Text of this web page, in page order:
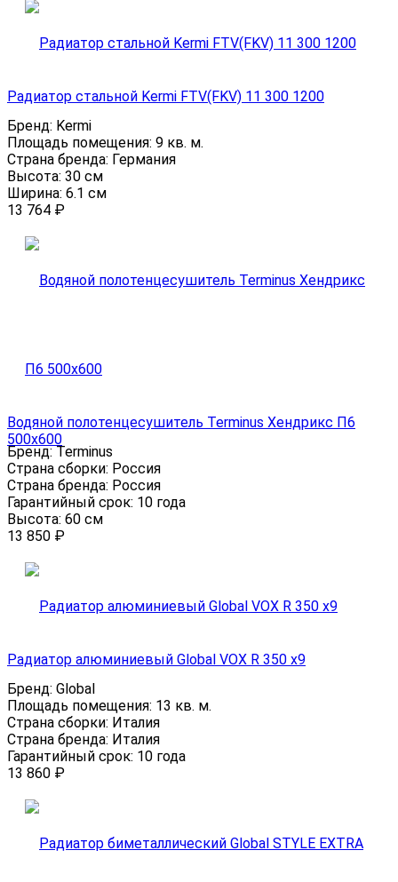
Радиатор стальной Kermi FTV(FKV) 11 300 1200
Бренд: Kermi
Площадь помещения: 9 кв. м.
Страна бренда: Германия
Высота: 30 см
Ширина: 6.1 см
13 764 ₽
Водяной полотенцесушитель Terminus Хендрикс П6
500х600
Бренд:Terminus
Страна сборки: Россия
Страна бренда: Россия
Гарантийный срок: 10 года
Высота: 60 см
13 850 ₽
Радиатор алюминиевый Global VOX R 350 x9
Бренд: Global
Площадь помещения: 13 кв. м.
Страна сборки: Италия
Страна бренда: Италия
Гарантийный срок: 10 года
13 860 ₽